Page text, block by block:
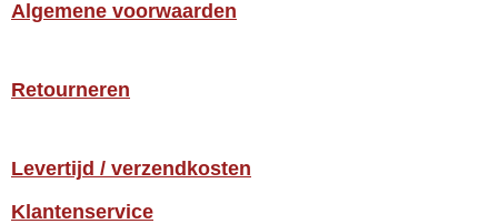
Algemene voorwaarden
Retourneren
Levertijd / verzendkosten
Klantenservice